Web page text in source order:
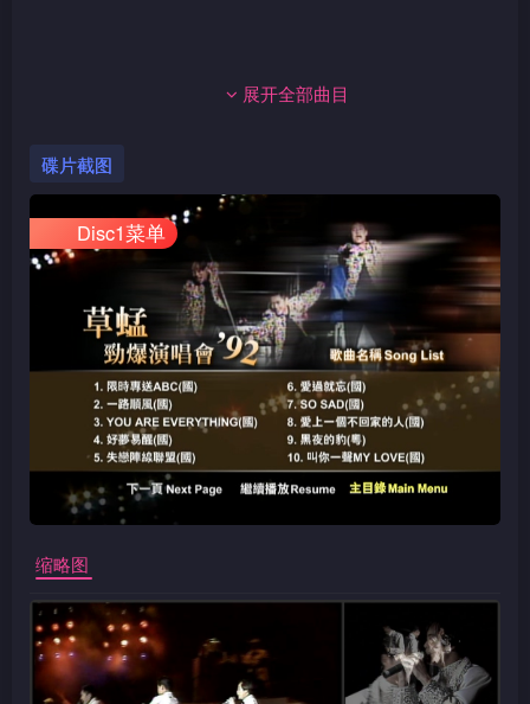
展开全部曲目
碟片截图
Disc1菜单
缩略图